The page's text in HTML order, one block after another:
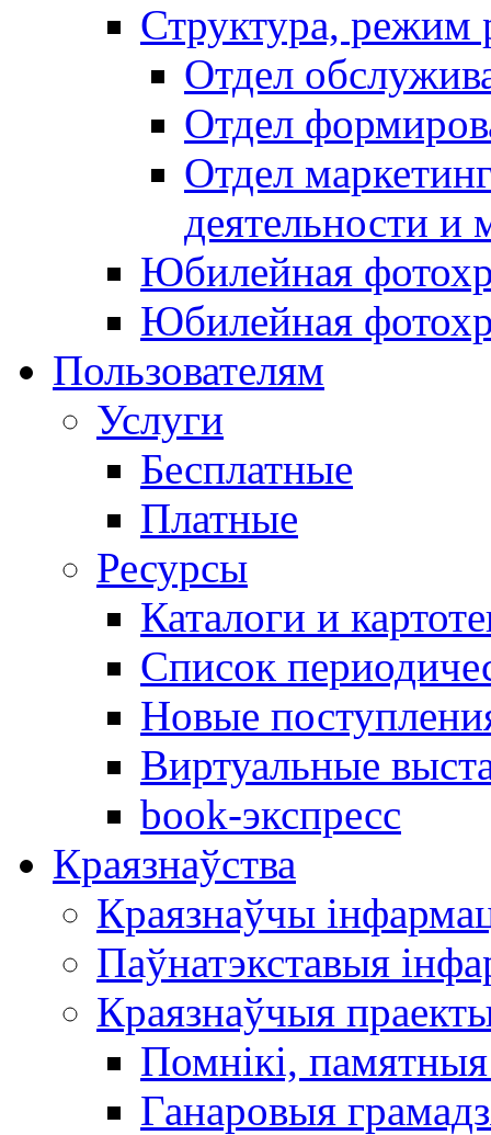
Структура, режим
Отдел
Отдел
Отдел
деятельности и
Юбилейная
Юбилейная
Пользователям
Услуги
Бесплатные
Платные
Ресурсы
Каталоги и
Список
Новые
Виртуальные
book-экспресс
Краязнаўства
Краязнаўчы
Паўнатэкставыя
Краязнаўчыя
Помнікі,
Ганаровыя